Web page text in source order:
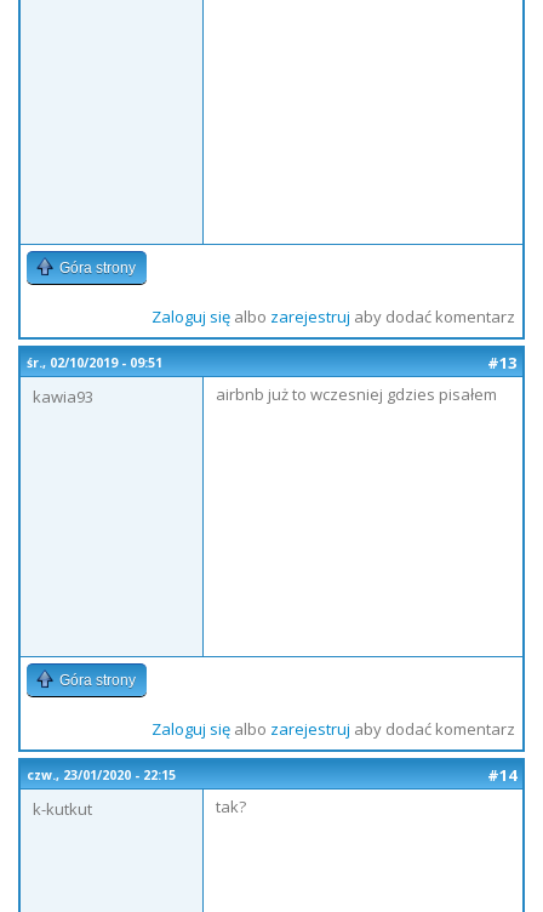
Góra strony
Zaloguj sięalbo zarejestruj aby dodać komentarz
śr., 02/10/2019 - 09:51
#13
kawia93
airbnb już to wczesniej gdzies pisałem
Góra strony
Zaloguj sięalbo zarejestruj aby dodać komentarz
czw., 23/01/2020 - 22:15
#14
k-kutkut
tak?